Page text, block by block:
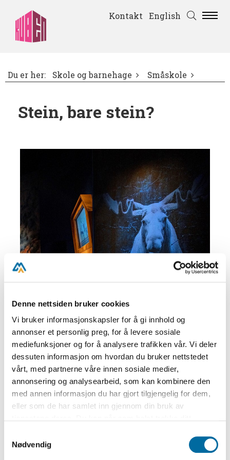
Denne nettsiden bruker cookies
Vi bruker informasjonskapsler for å gi innhold og
annonser et personlig preg, for å levere sosiale
mediefunksjoner og for å analysere trafikken vår. Vi deler
dessuten informasjon om hvordan du bruker nettstedet
vårt, med partnerne våre innen sosiale medier,
annonsering og analysearbeid, som kan kombinere den
med annen informasjon du har gjort tilgjengelig for dem,
eller som de har samlet inn gjennom din bruk av
så endre samtykke og så avvis.
Nødvendig
Kontakt English
Du er her: Skole og barnehage Småskole
Stein, bare stein?
Samfunnsfag